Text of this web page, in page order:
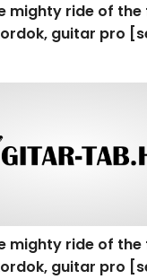
mighty ride of
guitar pro
mighty ride of
guitar pro